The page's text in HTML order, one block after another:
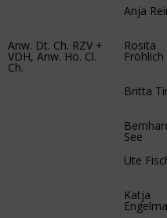
Anja
Anw. Dt. Ch. RZV +
VDH, Anw. Ho. Cl.
Ch.
Rosita
Fröhlich
Britta
See
Ute
Katja